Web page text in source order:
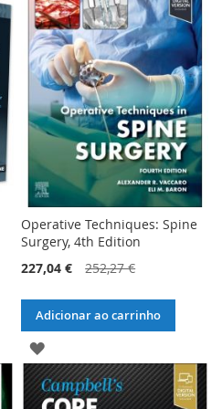
LISTA
DE
DESEJOS
Operative Techniques: Spine
Surgery, 4th Edition
227,04 €
252,27 €
Adicionar ao carrinho
ADICIONAR
À